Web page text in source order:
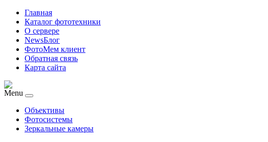
Главная
Каталог фототехники
О сервере
NewsБлог
ФотоМем клиент
Обратная связь
Карта сайта
Menu
Объективы
Фотосистемы
Зеркальные камеры